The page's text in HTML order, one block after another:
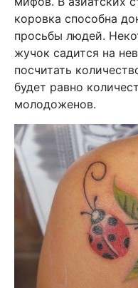
коровка способна
просьбы людей.
жучок садится на
посчитать
будет равно
молодоженов.